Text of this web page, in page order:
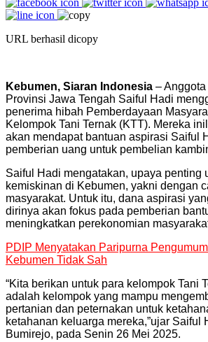
URL berhasil dicopy
Kebumen, Siaran Indonesia –
Provinsi Jawa Tengah Saiful Hadi
penerima hibah Pemberdayaan
Kelompok Tani Ternak (KTT). Mereka
akan mendapat bantuan aspirasi Saiful
pemberian uang untuk pembelian
Saiful Hadi mengatakan, upaya penting
kemiskinan di Kebumen, yakni dengan
masyarakat. Untuk itu, dana aspirasi
dirinya akan fokus pada pemberian
meningkatkan perekonomian
PDIP Menyatakan Paripurna
Kebumen Tidak Sah
“Kita berikan untuk para kelompok Tani
adalah kelompok yang mampu
pertanian dan peternakan untuk
ketahanan keluarga mereka,”ujar Saiful
Bumirejo, pada Senin 26 Mei 2025.